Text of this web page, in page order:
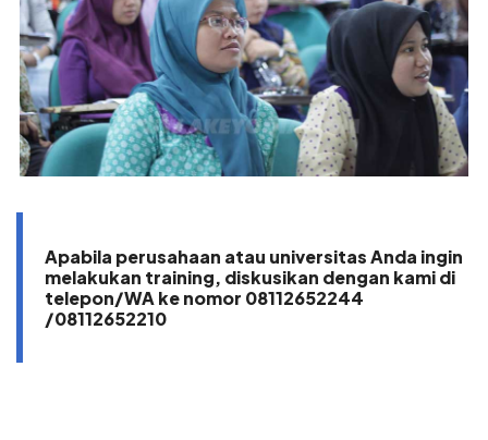
Apabila perusahaan atau universitas Anda ingin
melakukan training, diskusikan dengan kami di
telepon/WA ke nomor 08112652244
/08112652210